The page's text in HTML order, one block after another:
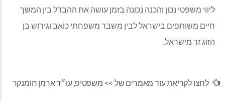
ליווי משפטי נכון והכנה נכונה בזמן עושה את ההבדל בין המשך
חיים משותפים בישראל לבין משבר משפחתי כואב וגירוש בן
הזוג זר מישראל.
לחצו לקריאת עוד מאמרים של >> משפטיפ,עו״ד ארמן חומנקר